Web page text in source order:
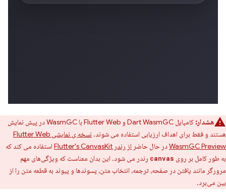
هشدار:
کامپایل Dart WasmGC و Flutter Web با WasmGC در پیش نمایش
هستند و فقط برای اهداف ارزیابی استفاده می شوند.
نسخه ی نمایشی Flutter Web
WasmGC Previewدر حال حاضر از رندر Flutter's CanvasKit
استفاده می کند که
به طور کامل بر روی canvas رندر می شود. این بدان معناست که ویژگی‌های مهم
مرورگر مانند یافتن در صفحه، ترجمه، انتخاب متن، پسوندها و پیوند به قطعه متن را از
بین می‌برد.